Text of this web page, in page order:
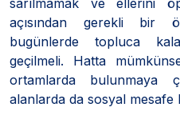
açısından gerekli bir
bugünlerde topluca
geçilmeli. Hatta
ortamlarda bulunmaya
alanlarda da sosyal mesafe